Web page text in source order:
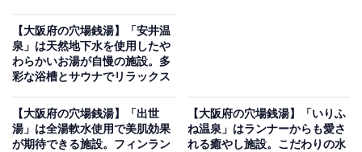
「天然温泉 長生の湯」は昭和初期の情緒が漂う
100%源泉かけ流し施設
日本三古湯と称される白浜温泉の源泉を贅沢にかけ流し
で堪能できます。お風呂は紀州の杉材を内壁に貼った内
【大阪府の穴場銭湯】「安井温
泉」は天然地下水を使用したや
わらかいお湯が自慢の施設。多
彩な浴槽とサウナでリラックス
【大阪府の穴場銭湯】「出世
湯」は全湯軟水使用で美肌効果
が期待できる施設。フィンラン
【大阪府の穴場銭湯】「いりふ
ね温泉」はランナーからも愛さ
れる癒やし施設。こだわりの水